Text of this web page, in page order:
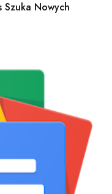
Szuka Nowych